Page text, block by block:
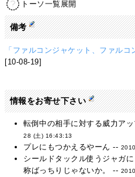
トーソ一覧展開
備考
「ファルコンジャケット、ファル
[10-08-19]
情報をお寄せ下さい
転倒中の相手に対する威力ア
28 (土) 16:43:13
プレにもつかえるやーん --
シールドタックル使うジャガ
称ばっちりじゃないか。 --